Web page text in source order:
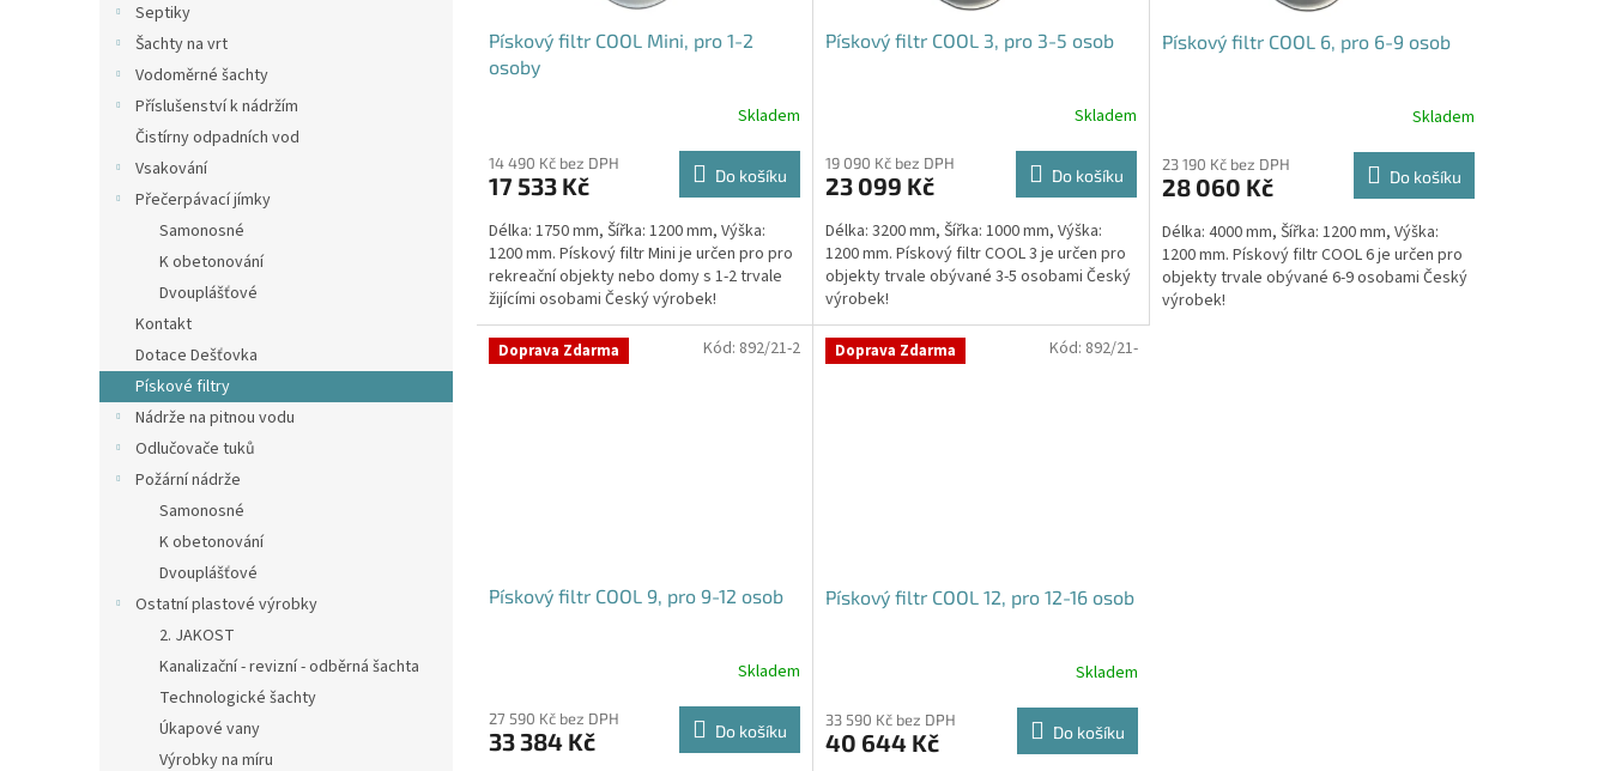
Septiky
Šachty na vrt
Vodoměrné šachty
Příslušenství k nádržím
Čistírny odpadních vod
Vsakování
Přečerpávací jímky
Samonosné
K obetonování
Dvouplášťové
Kontakt
Dotace Dešťovka
Pískové filtry
Nádrže na pitnou vodu
Odlučovače tuků
Požární nádrže
Samonosné
K obetonování
Dvouplášťové
Ostatní plastové výrobky
2. JAKOST
Kanalizační - revizní - odběrná šachta
Technologické šachty
Úkapové vany
Výrobky na míru
Pískový filtr COOL Mini, pro 1-2
osoby
produktu
je
z
5
hvězdiček.
Skladem
14 490 Kč bez DPH
17 533 Kč Do košíku
Délka: 1750 mm, Šířka: 1200 mm, Výška:
1200 mm. Pískový filtr Mini je určen pro pro
rekreační objekty nebo domy s 1-2 trvale
žijícími osobami Český výrobek!
Pískový filtr COOL 3, pro 3-5 osob
Skladem
19 090 Kč bez DPH
23 099 Kč Do košíku
Délka: 3200 mm, Šířka: 1000 mm, Výška:
1200 mm. Pískový filtr COOL 3 je určen pro
objekty trvale obývané 3-5 osobami Český
výrobek!
Pískový filtr COOL 6, pro 6-9 osob
Skladem
23 190 Kč bez DPH
28 060 Kč Do košíku
Délka: 4000 mm, Šířka: 1200 mm, Výška:
1200 mm. Pískový filtr COOL 6 je určen pro
objekty trvale obývané 6-9 osobami Český
výrobek!
Doprava Zdarma
Pískový filtr COOL 9, pro 9-12 osob
Skladem
27 590 Kč bez DPH
33 384 Kč Do košíku
Kód: 892/21-2 Doprava Zdarma
Pískový filtr COOL 12, pro 12-16 osob
Skladem
33 590 Kč bez DPH
40 644 Kč Do košíku
Kód: 892/21-